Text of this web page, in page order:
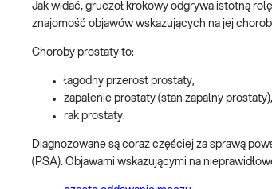
Jak widać, gruczoł krokowy odgrywa istotną
znajomość objawów wskazujących na jej
Choroby prostaty to:
łagodny przerost prostaty,
zapalenie prostaty (stan zapalny prostaty),
rak prostaty.
Diagnozowane są coraz częściej za sprawą
(PSA). Objawami wskazującymi na